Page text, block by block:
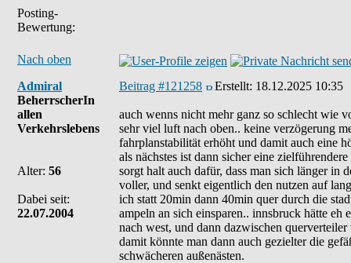
Posting-
Bewertung:
Nach oben
Admiral
BeherrscherIn
allen
Verkehrslebens
Alter: 56
Dabei seit:
22.07.2004
Beitrag #121258 Erstellt: 18.12.2025 10:35
auch wenns nicht mehr ganz so schlecht wie
sehr viel luft nach oben.. keine verzögerung
fahrplanstabilität erhöht und damit auch eine
als nächstes ist dann sicher eine
sorgt halt auch dafür, dass man sich länger in
voller, und senkt eigentlich den nutzen auf
ich statt 20min dann 40min quer durch die
ampeln an sich einsparen.. innsbruck hätte
nach west, und dann dazwischen
damit könnte man dann auch gezielter die
schwächeren außenästen.